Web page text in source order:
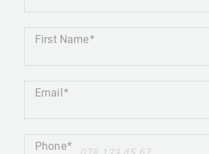
First Name
Email
Phone